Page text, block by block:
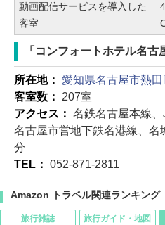
動画配信サービスを導入した
客室
「コンフォートホテル名古
所在地： 愛知県名古屋市熱
客室数： 207室
アクセス： 名鉄名古屋本線、
名古屋市営地下鉄名港線、名
分
TEL： 052-871-2811
Amazon トラベル関連ランキング
旅行雑誌 旅行ガイド・地図